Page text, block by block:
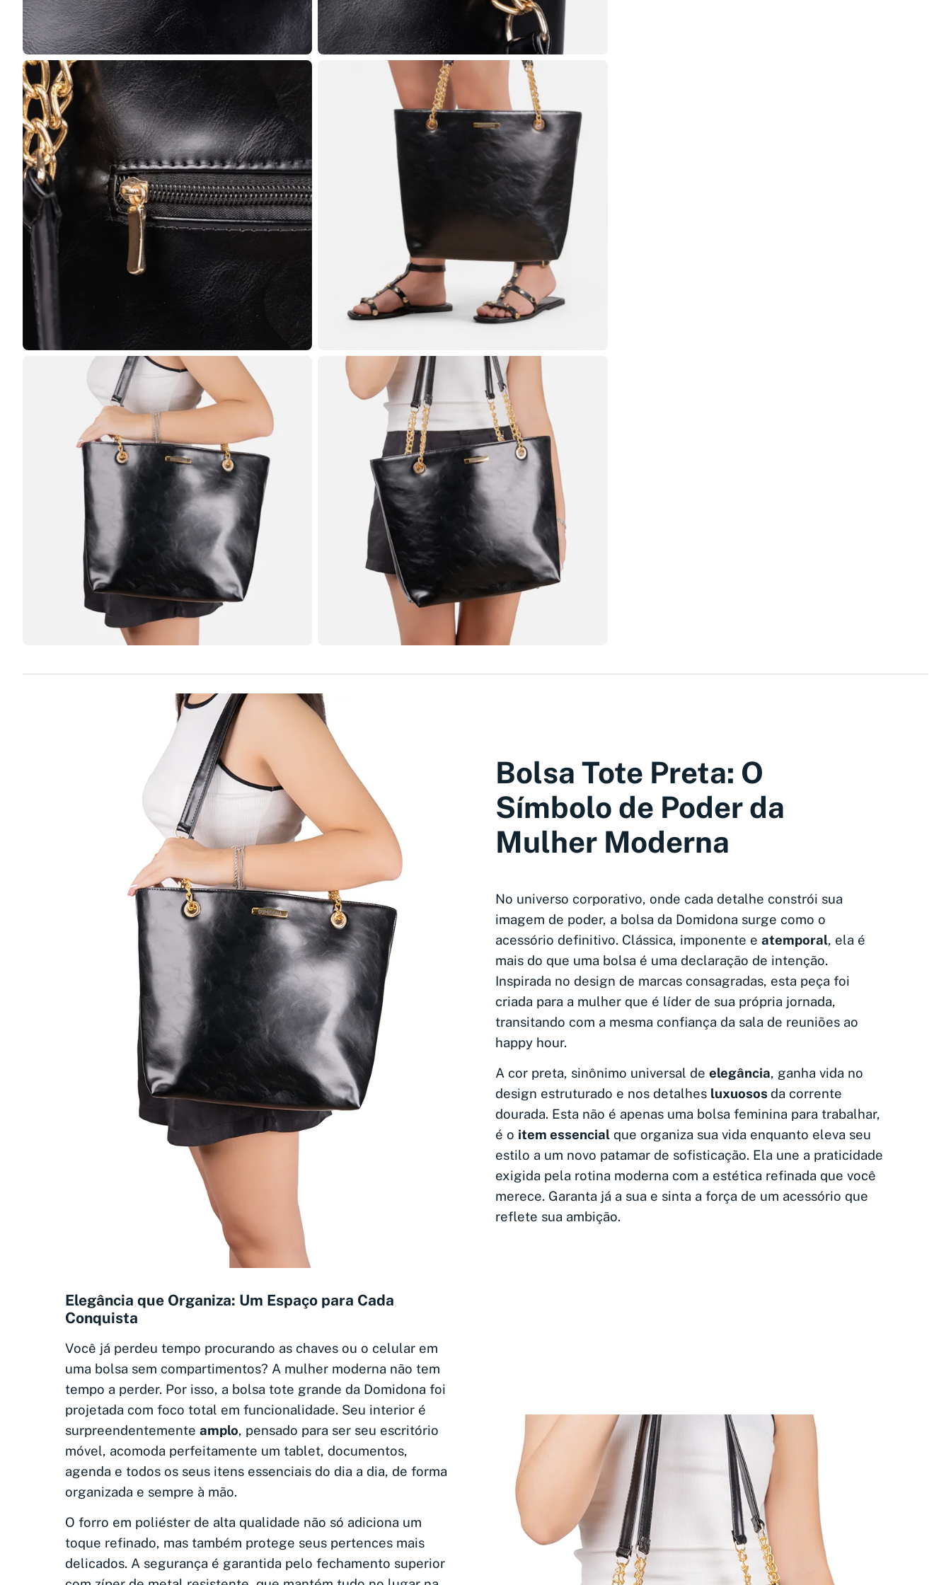
Bolsa Tote Preta: O
Símbolo de Poder da
Mulher Moderna
No universo corporativo, onde cada detalhe constrói sua
imagem de poder, a bolsa da Domidona surge como o
acessório definitivo. Clássica, imponente e atemporal, ela é
mais do que uma bolsa é uma declaração de intenção.
Inspirada no design de marcas consagradas, esta peça foi
criada para a mulher que é líder de sua própria jornada,
transitando com a mesma confiança da sala de reuniões ao
happy hour.
A cor preta, sinônimo universal de elegância, ganha vida no
design estruturado e nos detalhes luxuosos da corrente
dourada. Esta não é apenas uma bolsa feminina para trabalhar,
é o item essencial que organiza sua vida enquanto eleva seu
estilo a um novo patamar de sofisticação. Ela une a praticidade
exigida pela rotina moderna com a estética refinada que você
merece. Garanta já a sua e sinta a força de um acessório que
reflete sua ambição.
Elegância que Organiza: Um Espaço para Cada
Conquista
Você já perdeu tempo procurando as chaves ou o celular em
uma bolsa sem compartimentos? A mulher moderna não tem
tempo a perder. Por isso, a bolsa tote grande da Domidona foi
projetada com foco total em funcionalidade. Seu interior é
surpreendentemente amplo, pensado para ser seu escritório
móvel, acomoda perfeitamente um tablet, documentos,
agenda e todos os seus itens essenciais do dia a dia, de forma
organizada e sempre à mão.
O forro em poliéster de alta qualidade não só adiciona um
toque refinado, mas também protege seus pertences mais
delicados. A segurança é garantida pelo fechamento superior